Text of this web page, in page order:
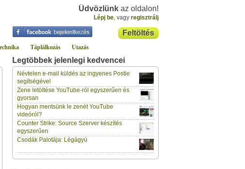
Üdvözlünk az oldalon!
Lépj be, vagy regisztrálj
Feltöltés
Táplálkozás Utazás
Legtöbbek jelenlegi kedvencei
Névtelen e-mail küldés az ingyenes Postie
segítségével
Zene letöltése YouTube-ról egyszerűen és
gyorsan
Hogyan mentsünk le zenét YouTube
videóról?
Counter Strike: Source Szerver készítés
egyszerűen
Csodák Palotája: Légágyú
1 napja
gabor733a kedvencei közé tette a(z)
Leopárdgekkó-etetés egyszerű csipesszel
című tippet.
1 napja
gabor733
a kedvencei közé tette a(z)
című tippet.
1 napja
Hogyan készítsünk fűszeres-paradicsomos
pennét?
1 napja
gabor733a kedvencei közé tette a(z)
hónapos kortólcímű tippet.